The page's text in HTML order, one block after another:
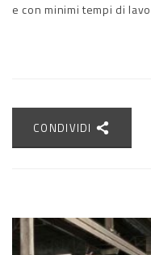
e con minimi tempi di
CONDIVIDI